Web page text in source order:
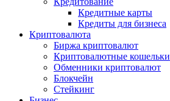
Кредитные карты
Кредиты для бизнеса
Криптовалюта
Биржа криптовалют
Криптовалютные кошельки
Обменники криптовалют
Блокчейн
Стейкинг